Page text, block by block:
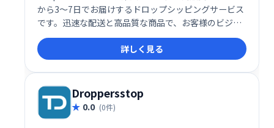
から3～7日でお届けするドロップシッピングサービス
です。迅速な配送と高品質な商品で、お客様のビジネ
スをサポートします。
詳しく見る
Droppersstop
0.0 (0件)